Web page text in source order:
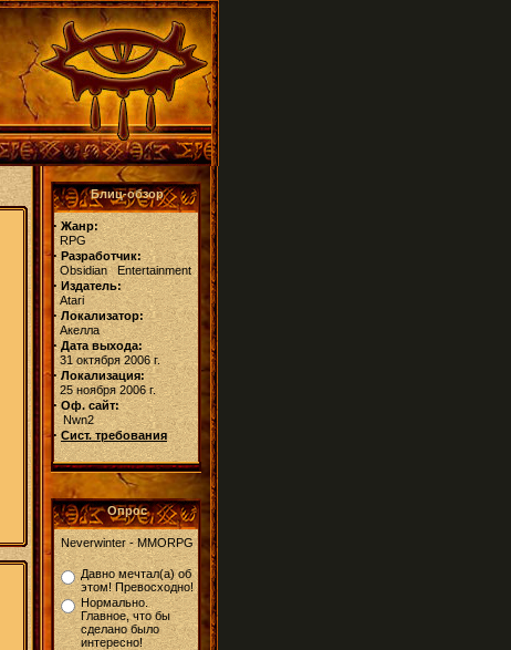
Блиц-обзор
· Жанр:
RPG
· Разработчик:
Obsidian Entertainment
· Издатель:
Atari
· Локализатор:
Акелла
· Дата выхода:
31 октября 2006 г.
· Локализация:
25 ноября 2006 г.
· Оф. сайт:
Nwn2
· Сист. требования
Опрос
Neverwinter - MMORPG
Давно мечтал(а) об
этом! Превосходно!
Нормально.
Главное, что бы
сделано было
интересно!